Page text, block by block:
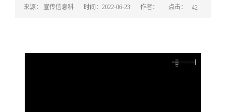
来源： 宣传信息科 时间：2022-06-23 作者： 点击： 42